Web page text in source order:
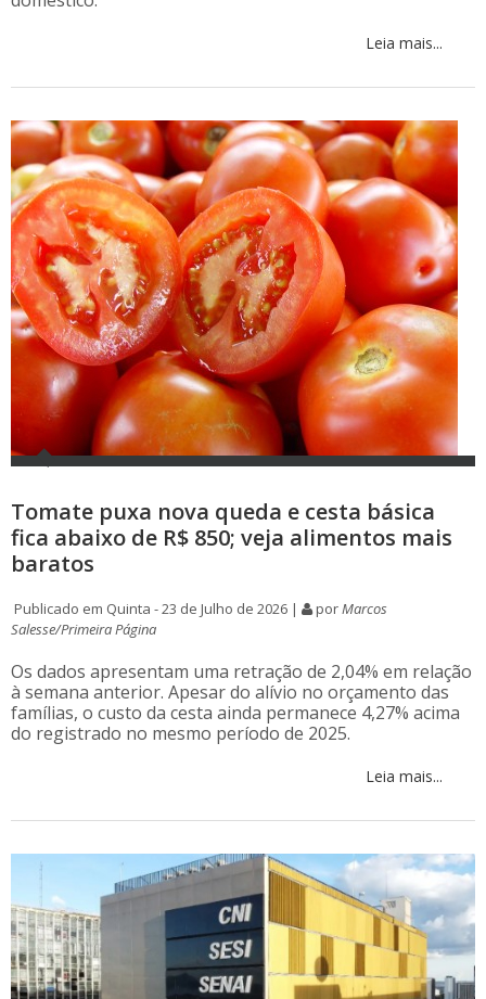
Leia mais...
Tomate puxa nova queda e cesta básica
fica abaixo de R$ 850; veja alimentos mais
baratos
Publicado em Quinta - 23 de Julho de 2026 | porMarcos
Salesse/Primeira Página
Os dados apresentam uma retração de 2,04% em relação
à semana anterior. Apesar do alívio no orçamento das
famílias, o custo da cesta ainda permanece 4,27% acima
do registrado no mesmo período de 2025.
Leia mais...